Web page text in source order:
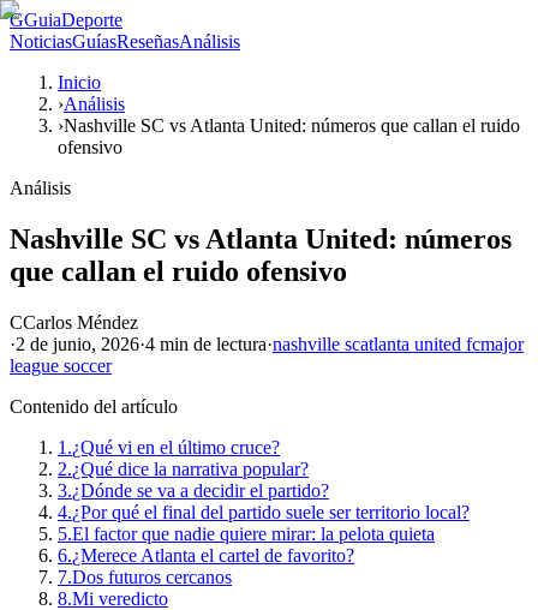
GGuiaDeporte
NoticiasGuíasReseñasAnálisis
Inicio
›Análisis
›Nashville SC vs Atlanta United: números que callan el ruido
ofensivo
Análisis
Nashville SC vs Atlanta United: números
que callan el ruido ofensivo
CCarlos Méndez
·2 de junio, 2026·4 min de lectura·nashville scatlanta united fcmajor
league soccer
Contenido del artículo
1.¿Qué vi en el último cruce?
2.¿Qué dice la narrativa popular?
3.¿Dónde se va a decidir el partido?
4.¿Por qué el final del partido suele ser territorio local?
5.El factor que nadie quiere mirar: la pelota quieta
6.¿Merece Atlanta el cartel de favorito?
7.Dos futuros cercanos
8.Mi veredicto